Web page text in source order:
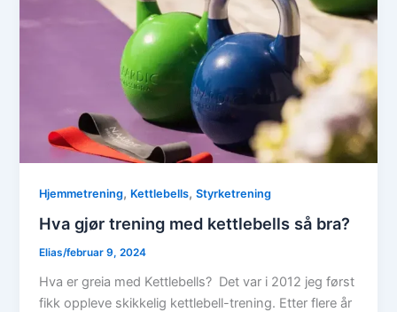
Hjemmetrening, Kettlebells,Styrketrening
Hva gjør trening med kettlebells så bra?
Elias/februar 9, 2024
Hva er greia med Kettlebells? Det var i 2012 jeg først
fikk oppleve skikkelig kettlebell-trening. Etter flere år